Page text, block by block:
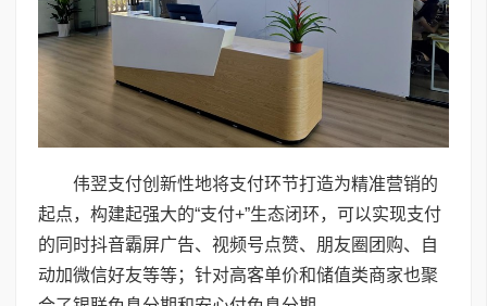
伟翌支付创新性地将支付环节打造为精准营销的
起点，构建起强大的“支付+”生态闭环，可以实现支付
的同时抖音霸屏广告、视频号点赞、朋友圈团购、自
动加微信好友等等；针对高客单价和储值类商家也聚